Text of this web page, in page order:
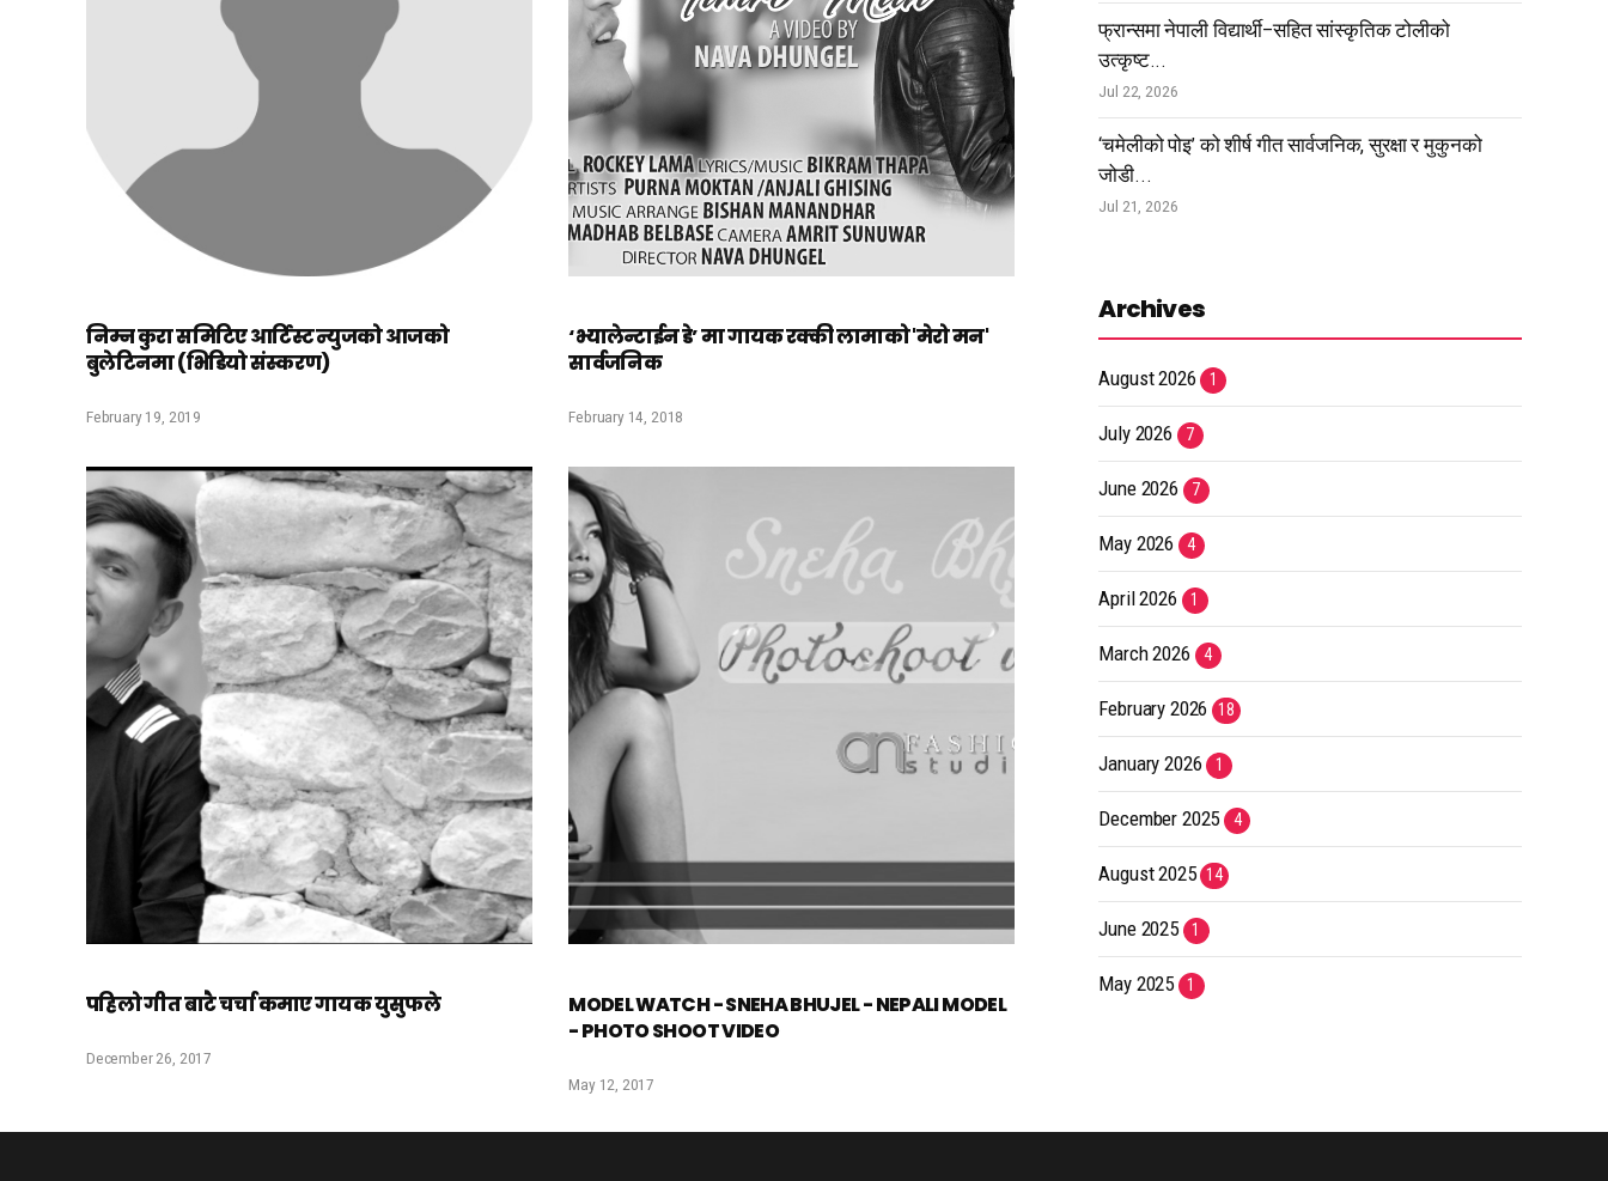
निम्न कुरा समिटिए आर्टिस्ट न्युजको आजको
बुलेटिनमा (भिडियो संस्करण)
February 19, 2019
‘भ्यालेन्टाईन डे’ मा गायक रक्की लामाको 'मेरो मन'
सार्वजनिक
February 14, 2018
पहिलो गीत बाटै चर्चा कमाए गायक युसुफले
December 26, 2017
MODEL WATCH - SNEHA BHUJEL - NEPALI MODEL
- PHOTO SHOOT VIDEO
May 12, 2017
फ्रान्समा नेपाली विद्यार्थी–सहित सांस्कृतिक टोलीको
उत्कृष्ट...
Jul 22, 2026
‘चमेलीको पोइ’ को शीर्ष गीत सार्वजनिक, सुरक्षा र मुकुनको
जोडी...
Jul 21, 2026
Archives
August 2026 1
July 2026 7
June 2026 7
May 2026 4
April 2026 1
March 2026 4
February 2026 18
January 2026 1
December 2025 4
August 2025 14
June 2025 1
May 2025 1